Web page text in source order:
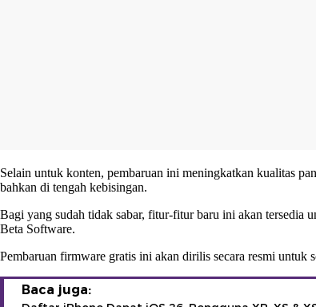
Selain untuk konten, pembaruan ini meningkatkan kualitas
bahkan di tengah kebisingan.
Bagi yang sudah tidak sabar, fitur-fitur baru ini akan tersedia
Beta Software.
Pembaruan firmware gratis ini akan dirilis secara resmi untuk
Baca juga: